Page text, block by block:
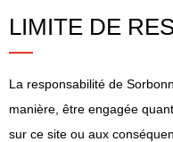
LIMITE DE
La responsabilité de
manière, être engagée
sur ce site ou aux